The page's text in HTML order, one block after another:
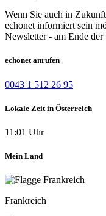
Wenn Sie auch in
echonet informiert sein
Newsletter - am Ende der
echonet anrufen
0043 1 512 26 95
Lokale Zeit in Österreich
11:01 Uhr
Mein Land
Frankreich